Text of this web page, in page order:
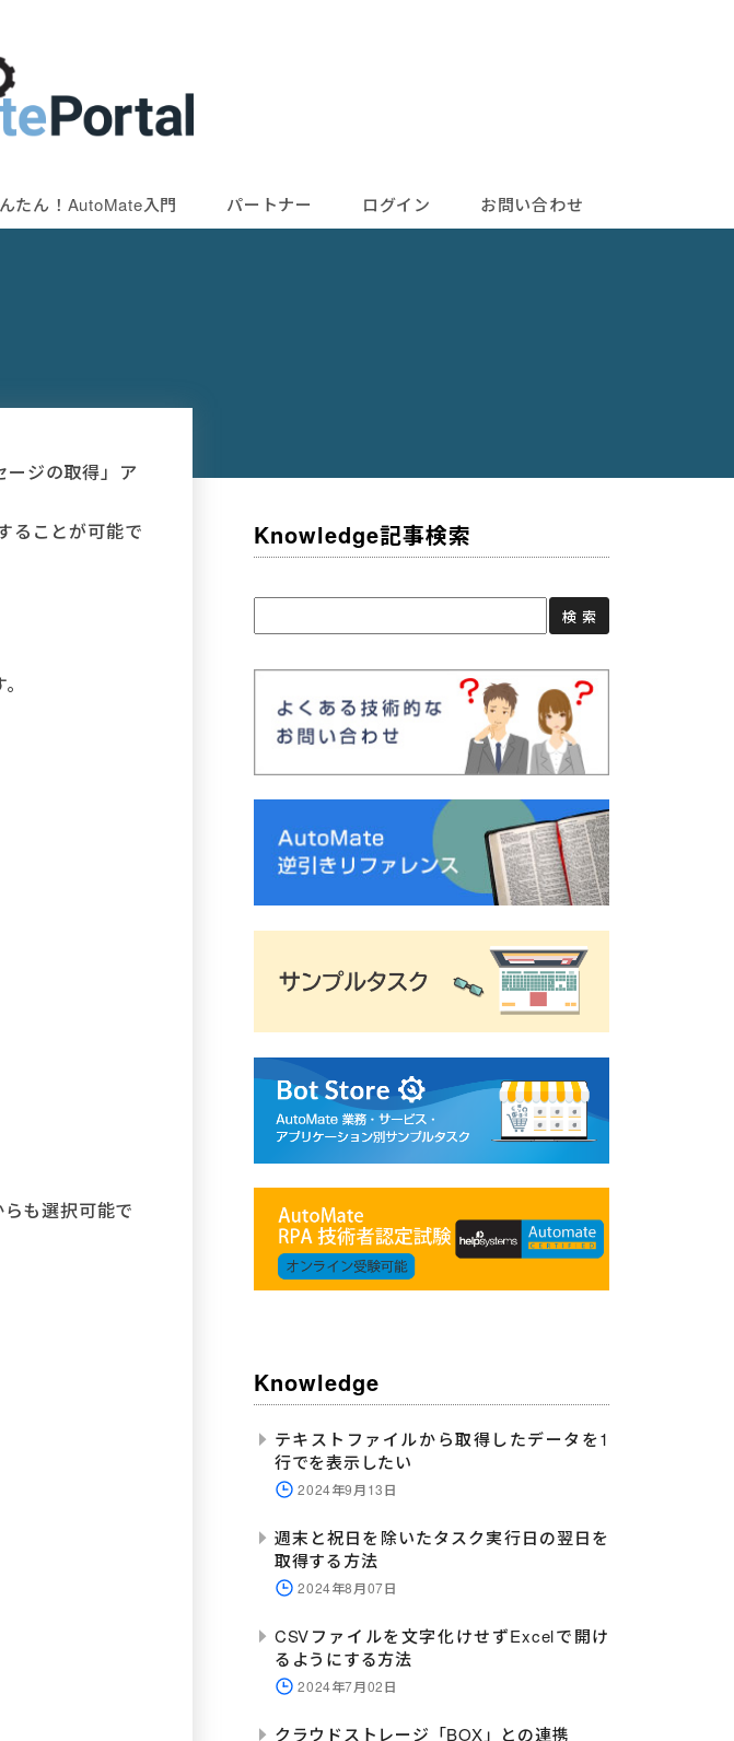
たん！AutoMate入門 パートナー ログイン お問い合わせ
ジの取得」ア
ることが可能で
も選択可能で
Knowledge記事検索
Knowledge
テキストファイルから取得したデータを1
行でを表示したい
2024年9月13日
週末と祝日を除いたタスク実行日の翌日を
取得する方法
2024年8月07日
CSVファイルを文字化けせずExcelで開け
るようにする方法
2024年7月02日
クラウドストレージ「BOX」との連携